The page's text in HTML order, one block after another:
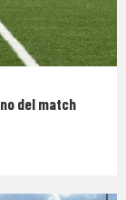
del match